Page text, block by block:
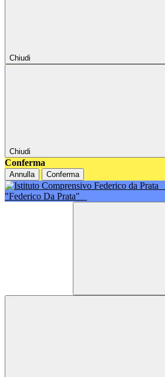
Chiudi
Chiudi
Conferma
Annulla Conferma
"Federico Da Prata"